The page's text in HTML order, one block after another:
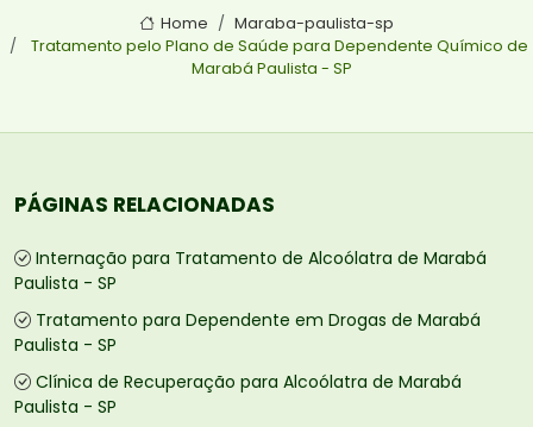
Home
Maraba-paulista-sp
Tratamento pelo Plano de Saúde para Dependente Químico de
Marabá Paulista - SP
PÁGINAS RELACIONADAS
Internação para Tratamento de Alcoólatra de Marabá
Paulista - SP
Tratamento para Dependente em Drogas de Marabá
Paulista - SP
Clínica de Recuperação para Alcoólatra de Marabá
Paulista - SP